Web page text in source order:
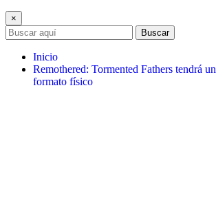
×
Buscar
Inicio
Remothered: Tormented Fathers tendrá
formato físico